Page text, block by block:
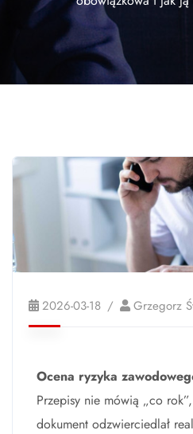
2026-03-18 Grzegorz
Ocena ryzyka
Przepisy nie mówią „co
dokument odzwierciedlał